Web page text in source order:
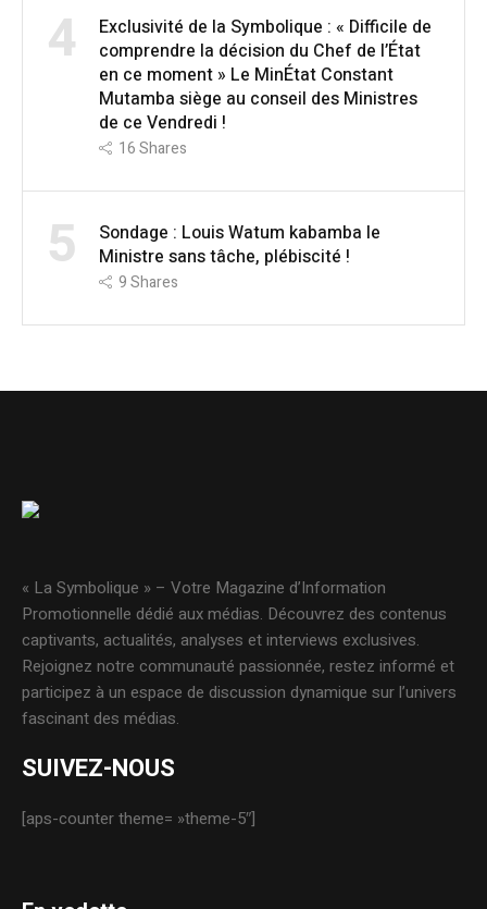
4
Exclusivité de la Symbolique : « Difficile de
comprendre la décision du Chef de l’État
en ce moment » Le MinÉtat Constant
Mutamba siège au conseil des Ministres
de ce Vendredi !
16Shares
5
Sondage : Louis Watum kabamba le
Ministre sans tâche, plébiscité !
9Shares
« La Symbolique » – Votre Magazine d’Information
Promotionnelle dédié aux médias. Découvrez des contenus
captivants, actualités, analyses et interviews exclusives.
Rejoignez notre communauté passionnée, restez informé et
participez à un espace de discussion dynamique sur l’univers
fascinant des médias.
SUIVEZ-NOUS
[aps-counter theme= »theme-5″]